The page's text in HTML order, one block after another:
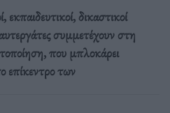
δικαστικοί
συμμετέχουν στη
που μπλοκάρει
επίκεντρο των